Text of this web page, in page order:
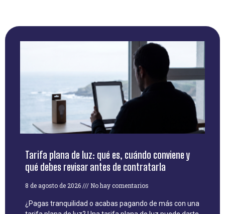
Tarifa plana de luz: qué es, cuándo conviene y
qué debes revisar antes de contratarla
8 de agosto de 2026 No hay comentarios
¿Pagas tranquilidad o acabas pagando de más con una